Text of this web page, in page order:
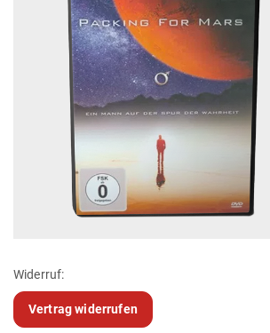
Widerruf:
Vertrag widerrufen